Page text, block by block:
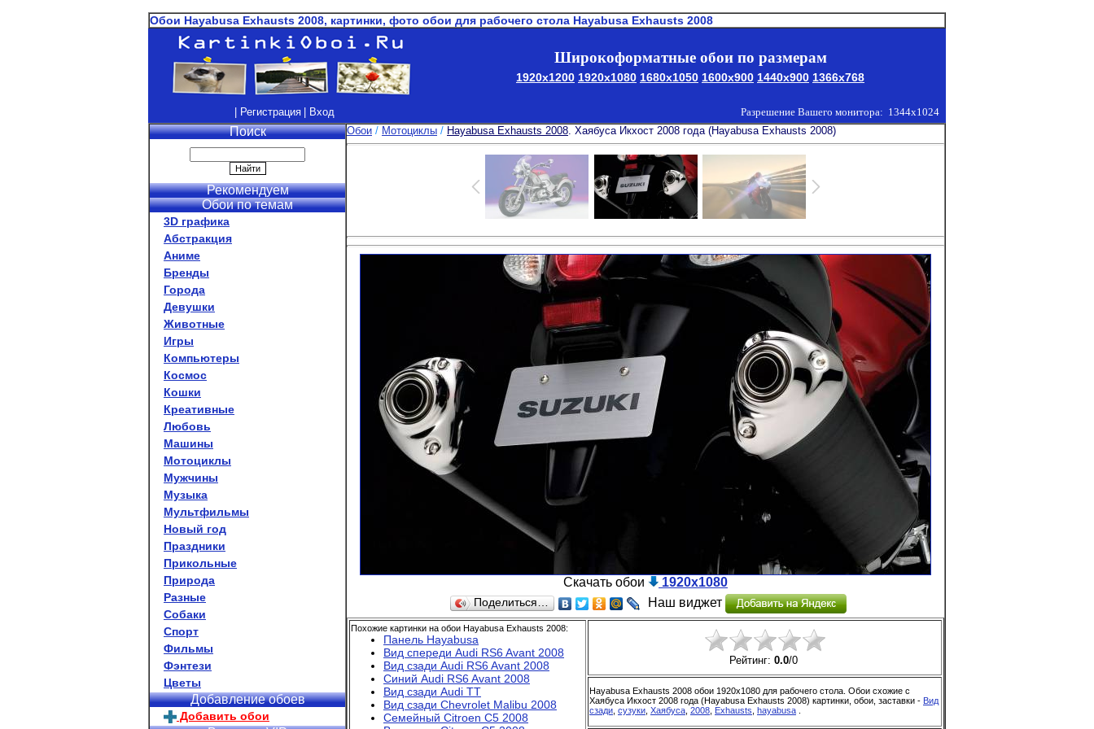
Обои Hayabusa Exhausts 2008, картинки, фото обои для рабочего стола Hayabusa Exhausts 2008
Широкоформатные обои по размерам
1920x1200 1920x1080 1680x1050 1600x900 1440x900 1366x768
| Регистрация | Вход Разрешение Вашего монитора: 1344x1024
Поиск
Рекомендуем
Обои по темам
3D графика
Абстракция
Аниме
Бренды
Города
Девушки
Животные
Игры
Компьютеры
Космос
Кошки
Креативные
Любовь
Машины
Мотоциклы
Мужчины
Музыка
Мультфильмы
Новый год
Праздники
Прикольные
Природа
Разные
Собаки
Спорт
Фильмы
Фэнтези
Цветы
Добавление обоев
Добавить обои
Обои / Мотоциклы / Hayabusa Exhausts 2008. Хаябуса Икхост 2008 года (Hayabusa Exhausts 2008)
Скачать обои 1920x1080
Поделиться… Наш виджет
Похожие картинки на обои Hayabusa Exhausts 2008:
Панель Hayabusa
Вид спереди Audi RS6 Avant 2008
Вид сзади Audi RS6 Avant 2008
Синий Audi RS6 Avant 2008
Вид сзади Audi TT
Вид сзади Chevrolet Malibu 2008
Семейный Citroen C5 2008
Рейтинг: 0.0/0
Hayabusa Exhausts 2008 обои 1920x1080 для рабочего стола. Обои схожие с
Хаябуса Икхост 2008 года (Hayabusa Exhausts 2008) картинки, обои, заставки - Вид
сзади сузуки Хаябуса 2008 Exhausts hayabusa